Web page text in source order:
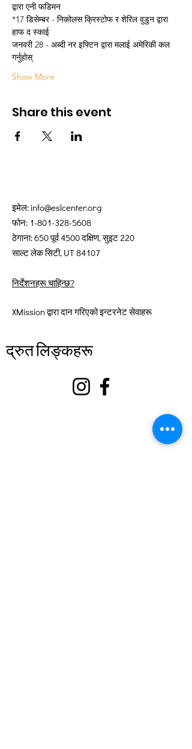
द्वारा एनी फडिमन
*17 डिसेम्बर - निकोलस क्रिस्टोफ र शेरिल वुडुन द्वारा
हाफ द स्काई
जनवरी 28 - अब्दी नर इफ्टिन द्वारा मलाई अमेरिकी कल
गर्नुहोस्
Show More
Share this event
इमेल:info@eslcenter.org
फोन: 1-801-328-5608
ठेगाना: 650 पूर्व 4500 दक्षिण, सुइट 220
साल्ट लेक सिटी, UT 84107
निर्देशनहरू चाहिन्छ?
XMission द्वारा दान गरिएको इन्टरनेट सेवाहरू
द्रुत लिङ्कहरू